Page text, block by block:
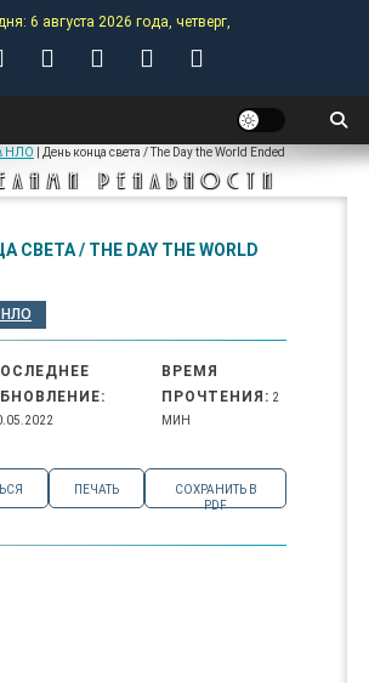
6 августа 2026 года, четверг,
HUB
РЕАЛЬНОСТИ
НЛО День конца света / The Day the World Ended
СВЕТА / THE DAY THE WORLD
НЛО
ВРЕМЯ
ПРОЧТЕНИЯ: 2
МИН
ПЕЧАТЬ
СОХРАНИТЬ В
PDF